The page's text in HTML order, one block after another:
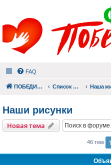
FAQ
ПОБЕДИШЬ.РУ Список форумов
Наши рисунки
Новая тема
46 тем 1